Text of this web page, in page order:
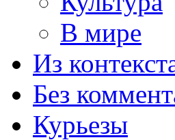
В мире
Из
Без
Курьезы